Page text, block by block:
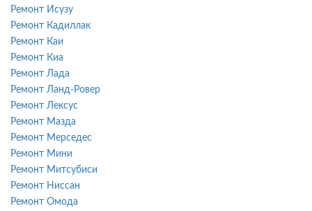
Ремонт Исузу
Ремонт Кадиллак
Ремонт Каи
Ремонт Киа
Ремонт Лада
Ремонт Ланд-Ровер
Ремонт Лексус
Ремонт Мазда
Ремонт Мерседес
Ремонт Мини
Ремонт Митсубиси
Ремонт Ниссан
Ремонт Омода